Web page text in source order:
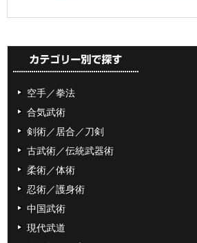
空手／拳法
合気武術
剣術／居合／刀剣
古武術／伝統武器術
柔術／体術
忍術／護身術
中国武術
現代武道